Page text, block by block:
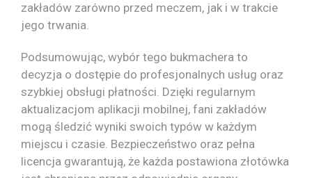
zakładów zarówno przed meczem, jak i w trakcie
jego trwania.
Podsumowując, wybór tego bukmachera to
decyzja o dostępie do profesjonalnych usług oraz
szybkiej obsługi płatności. Dzięki regularnym
aktualizacjom aplikacji mobilnej, fani zakładów
mogą śledzić wyniki swoich typów w każdym
miejscu i czasie. Bezpieczeństwo oraz pełna
licencja gwarantują, że każda postawiona złotówka